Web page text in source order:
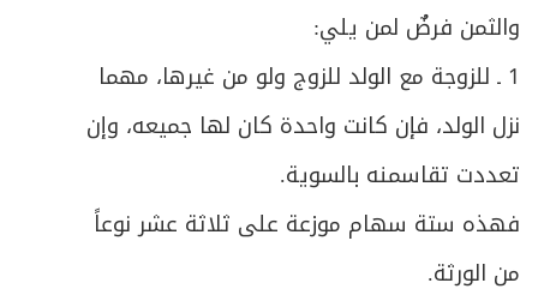
والثمن فرضٌ لمن يلي:
1 ـ للزوجة مع الولد للزوج ولو من غيرها، مهما
نزل الولد، فإن كانت واحدة كان لها جميعه، وإن
تعددت تقاسمنه بالسوية.
فهذه ستة سهام موزعة على ثلاثة عشر نوعاً
من الورثة.